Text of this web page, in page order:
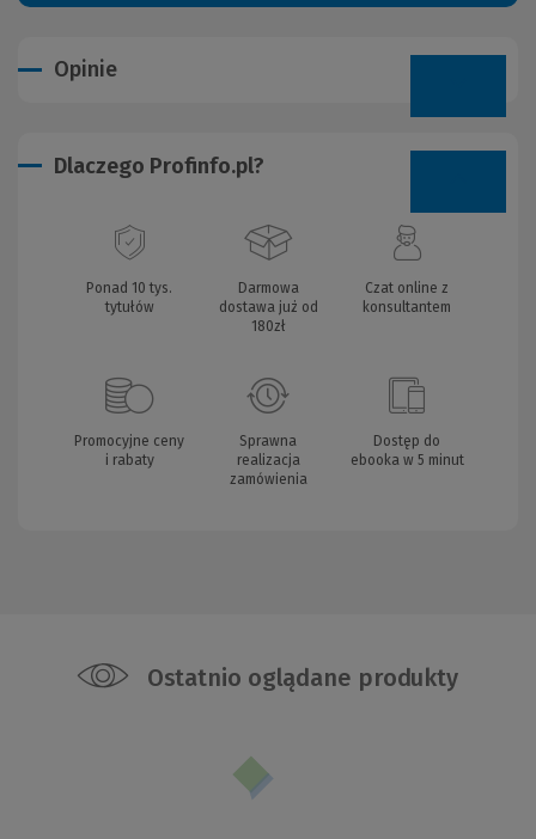
Opinie
Dlaczego Profinfo.pl?
Ponad 10 tys.
tytułów
Darmowa
dostawa już od
180zł
Czat online z
konsultantem
Promocyjne ceny
i rabaty
Sprawna
realizacja
zamówienia
Dostęp do
ebooka w 5 minut
Ostatnio oglądane produkty